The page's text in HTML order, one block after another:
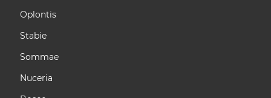
Oplontis
Stabie
Sommae
Nuceria